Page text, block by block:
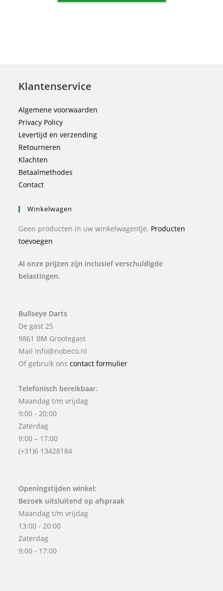
Klantenservice
Algemene voorwaarden
Privacy Policy
Levertijd en verzending
Retourneren
Klachten
Betaalmethodes
Contact
Winkelwagen
Geen producten in uw winkelwagentje. Producten
toevoegen
Al onze prijzen zijn inclusief verschuldigde
belastingen.
Bullseye Darts
De gast 25
9861 BM Grootegast
Mail info@nobeco.nl
Of gebruik onscontact formulier
Telefonisch bereikbaar:
Maandag t/m vrijdag
9:00 - 20:00
Zaterdag
9:00 – 17:00
(+31)6 13428184
Openingstijden winkel:
Bezoek uitsluitend op afspraak
Maandag t/m vrijdag
13:00 - 20:00
Zaterdag
9:00 - 17:00